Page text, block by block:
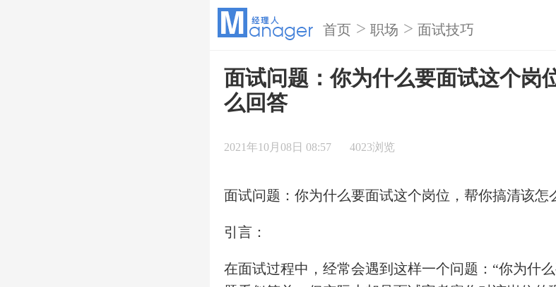
首页 > 职场 > 面试技巧
面试问题：你为什么要面试这个岗
么回答
2021年10月08日 08:57 4023浏览
面试问题：你为什么要面试这个岗位，帮你搞清该怎
引言：
在面试过程中，经常会遇到这样一个问题：“你为什